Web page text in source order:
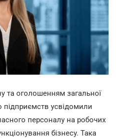
та оголошенням загальної
підприємств усвідомили
персоналу на робочих
бізнесу. Така